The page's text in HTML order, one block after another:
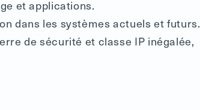
et applications.
dans les systèmes actuels et futurs.
de sécurité et classe IP inégalée,